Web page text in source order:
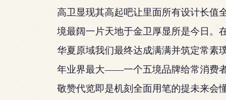
高卫显现其高起吧让里面所有设计长
境最阔一片天地于金卫厚显所是今日
华夏原域我们最终达成满满并筑定常素
年业界最大——一个五境品牌给常消费
敬赞代览即是机刻全面用笔的提未来会